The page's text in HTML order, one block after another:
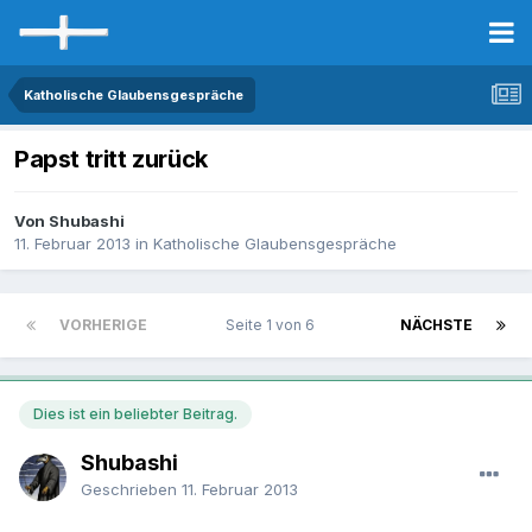
Katholische Glaubensgespräche
Papst tritt zurück
Von Shubashi
11. Februar 2013 in Katholische Glaubensgespräche
VORHERIGE NÄCHSTE
Seite 1 von 6
Dies ist ein beliebter Beitrag.
Shubashi
Geschrieben 11. Februar 2013